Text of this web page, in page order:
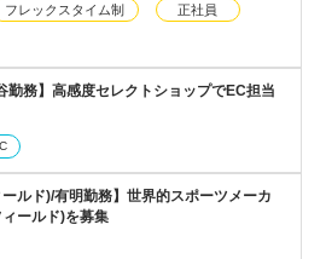
フレックスタイム制 正社員
勤務】高感度セレクトショップでEC担当
ールド)/有明勤務】世界的スポーツメーカ
ールド)を募集